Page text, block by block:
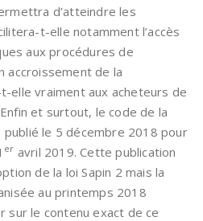
d’atteindre les
t-elle notamment l’accès
aux procédures de
accroissement de la
elle vraiment aux acheteurs de
et surtout, le code de la
le 5 décembre 2018 pour
er avril 2019. Cette publication
de la loi Sapin 2 mais la
au printemps 2018
sur le contenu exact de ce